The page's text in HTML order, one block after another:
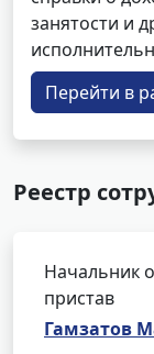
занятости и
Перейти в
Реестр
Начальник
пристав
Гамзатов